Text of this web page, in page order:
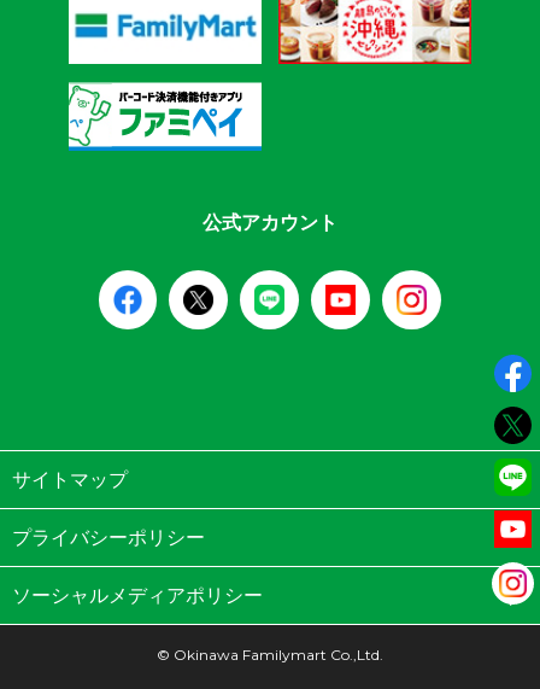
公式アカウント
サイトマップ
プライバシーポリシー
ソーシャルメディアポリシー
© Okinawa Familymart Co.,Ltd.